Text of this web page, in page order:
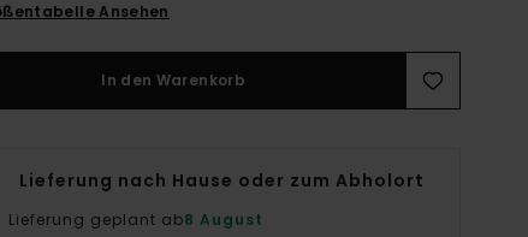
Ansehen
In den Warenkorb
Lieferung nach Hause oder zum Abholort
Lieferung geplant ab8 August